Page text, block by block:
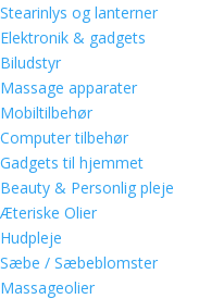
Stearinlys og lanterner
Elektronik & gadgets
Biludstyr
Massage apparater
Mobiltilbehør
Computer tilbehør
Gadgets til hjemmet
Beauty & Personlig pleje
Æteriske Olier
Hudpleje
Sæbe / Sæbeblomster
Massageolier